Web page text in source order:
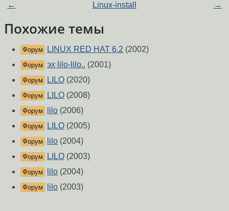
← Linux-install →
Похожие темы
Форум LINUX RED HAT 6.2 (2002)
Форум эх lilo-lilo.. (2001)
Форум LILO (2020)
Форум LILO (2008)
Форум lilo (2006)
Форум LILO (2005)
Форум lilo (2004)
Форум LILO (2003)
Форум lilo (2004)
Форум lilo (2003)